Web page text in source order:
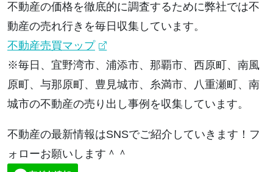
不動産の価格を徹底的に調査するために弊社では不
動産の売れ行きを毎日収集しています。
不動産売買マップ
※毎日、宜野湾市、浦添市、那覇市、西原町、南風
原町、与那原町、豊見城市、糸満市、八重瀬町、南
城市の不動産の売り出し事例を収集しています。
不動産の最新情報はSNSでご紹介していきます！フ
ォローお願いします＾＾